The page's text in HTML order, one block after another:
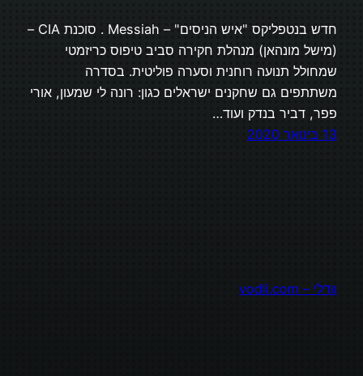
חדש בנטפליקס "איש הניסים" – Messiah . סוכנת CIA –
(מישל מונהאן) מנהלת חקירה סביב טיפוס כריזמטי
שמחולל תנועה רוחנית וסערה פוליטית. בסדרה
משתתפים גם שחקנים ישראלים כגון: רונה לי שמעון, אורי
פפר, דביר בנדק ועוד…
13 בינואר 2020
וודלי – vodli.com